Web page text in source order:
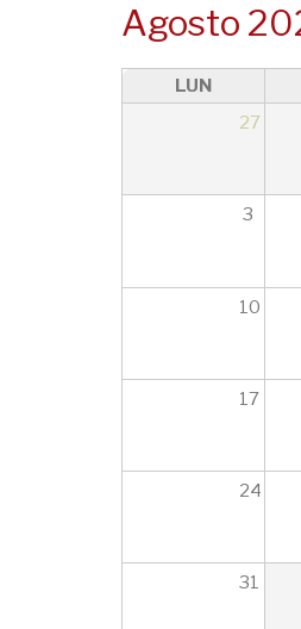
20
Agosto
LUN
27
3
10
17
24
31